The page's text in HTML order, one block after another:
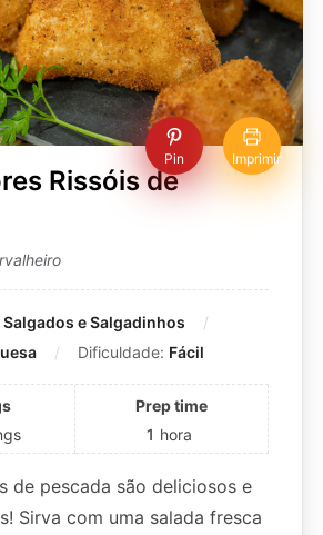
Pin Imprimir
Rissóis de
Salgados e Salgadinhos
Dificuldade: Fácil
Prep time
1 hora
de pescada são deliciosos e
Sirva com uma salada fresca